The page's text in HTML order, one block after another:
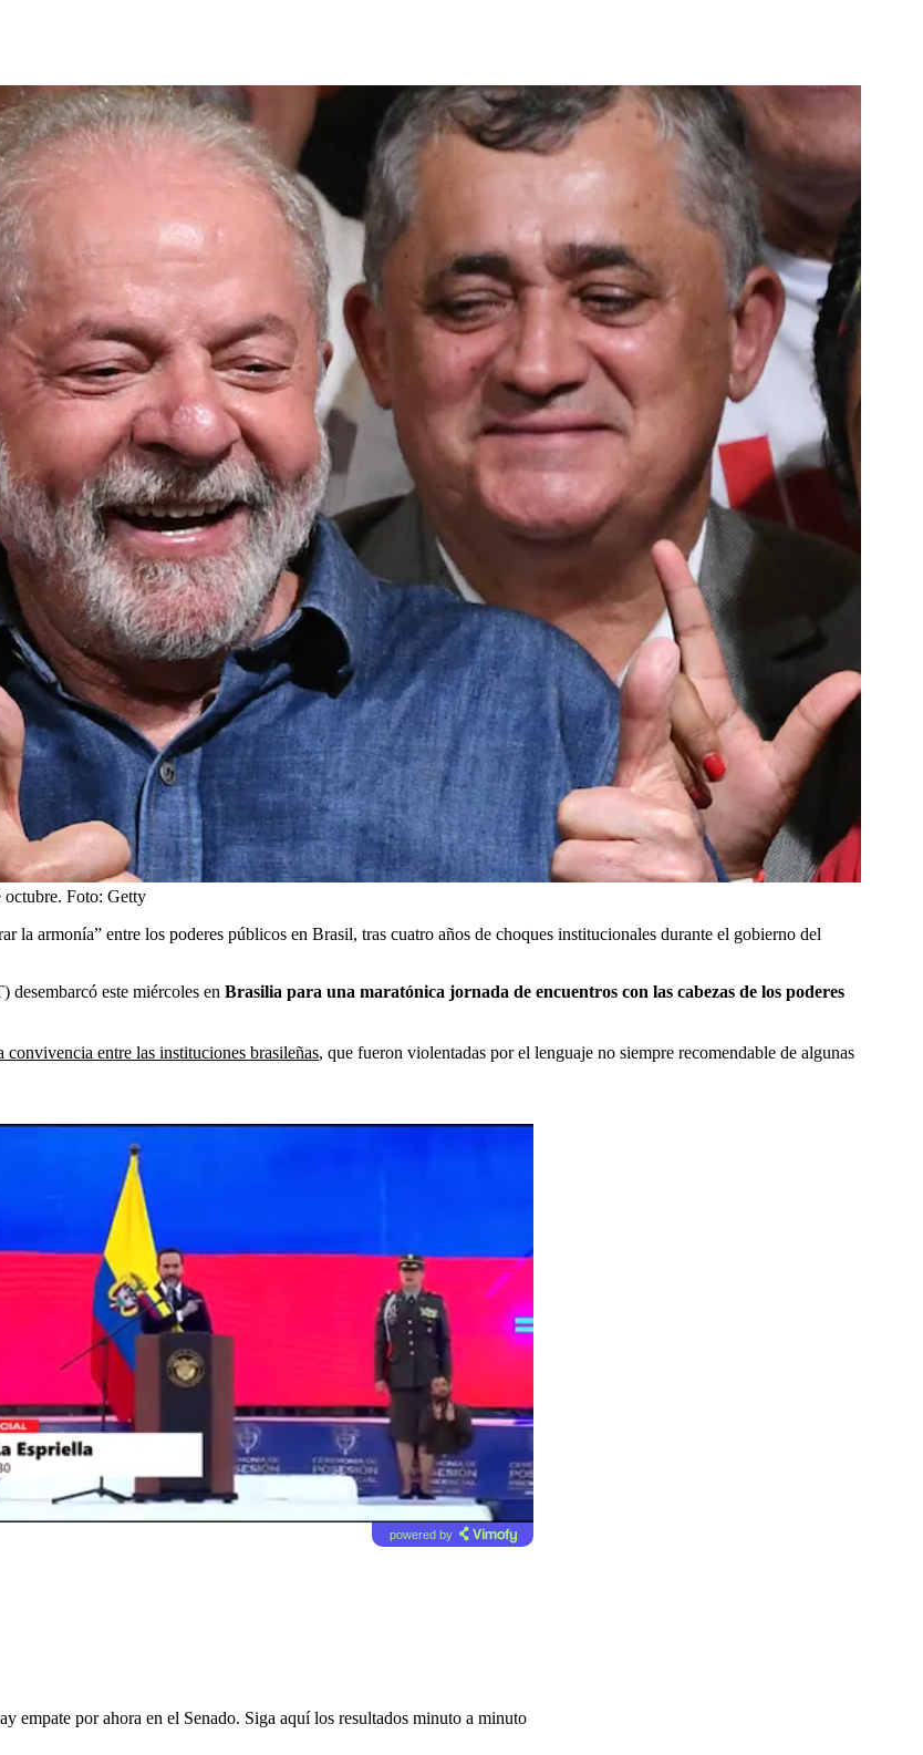
octubre. Foto: Getty
armonía” entre los poderes públicos en Brasil, tras cuatro años de choques institucionales durante el gobierno del
desembarcó este miércoles en Brasilia para una maratónica jornada de encuentros con las cabezas de los poderes
entre las instituciones brasileñas, que fueron violentadas por el lenguaje no siempre recomendable de algunas
powered by
empate por ahora en el Senado. Siga aquí los resultados minuto a minuto